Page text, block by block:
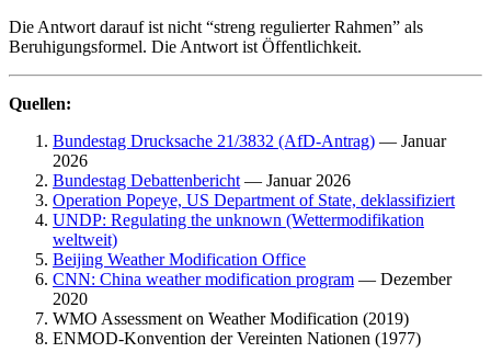
Die Antwort darauf ist nicht “streng regulierter Rahmen” als
Beruhigungsformel. Die Antwort ist Öffentlichkeit.
Quellen:
Bundestag Drucksache 21/3832 (AfD-Antrag) — Januar
2026
Bundestag Debattenbericht — Januar 2026
Operation Popeye, US Department of State, deklassifiziert
UNDP: Regulating the unknown (Wettermodifikation
weltweit)
Beijing Weather Modification Office
CNN: China weather modification program — Dezember
2020
WMO Assessment on Weather Modification (2019)
ENMOD-Konvention der Vereinten Nationen (1977)